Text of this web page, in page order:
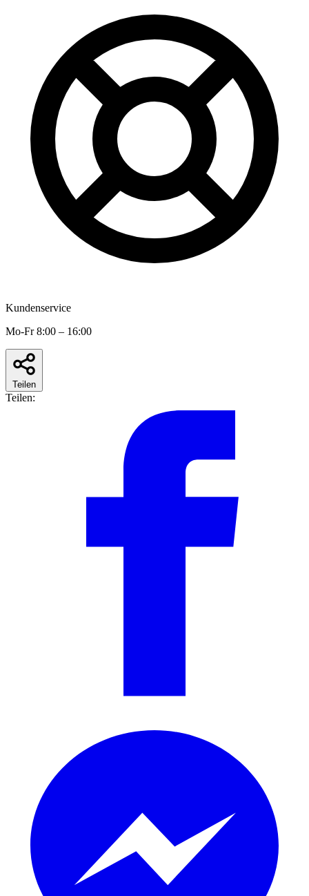
Kundenservice
Mo-Fr 8:00 – 16:00
Teilen
Teilen: